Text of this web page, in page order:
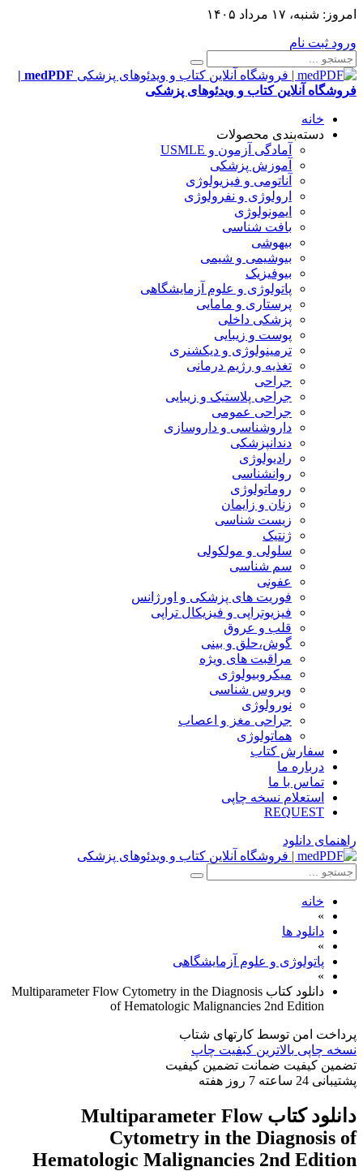
امروز: شنبه، ۱۷ مرداد ۱۴۰۵
ورود ثبت نام
medPDF |
فروشگاه آنلاین کتاب و ویدئوهای پزشکی
خانه
دسته‌بندی محصولات
آمادگی آزمون و USMLE
آموزش پزشکی
آناتومی و فیزیولوژی
ارولوژی و نفرولوژی
ایمونولوژی
بافت شناسی
بیهوشی
بیوشیمی و شیمی
بیوفیزیک
پاتولوژی و علوم آزمایشگاهی
پرستاری و مامایی
پزشکی داخلی
پوست و زیبایی
ترمینولوژی و دیکشنری
تغذیه و رژیم درمانی
جراحی
جراحی پلاستیک و زیبایی
جراحی عمومی
داروشناسی و داروسازی
دندانپزشکی
رادیولوژی
روانشناسی
روماتولوژی
زنان و زایمان
زیست شناسی
ژنتیک
سلولی و مولکولی
سم شناسی
عفونی
فوریت های پزشکی و اورژانس
فیزیوتراپی و فیزیکال تراپی
قلب و عروق
گوش،حلق و بینی
مراقبت های ویژه
میکروبیولوژی
ویروس شناسی
نورولوژی
جراحی مغز و اعصاب
هماتولوژی
سفارش کتاب
درباره ما
تماس با ما
استعلام نسخه چاپی
REQUEST
راهنمای دانلود
خانه
»
دانلود ها
»
پاتولوژی و علوم آزمایشگاهی
»
دانلود کتاب Multiparameter Flow Cytometry in the Diagnosis
of Hematologic Malignancies 2nd Edition
پرداخت امن توسط کارتهای شتاب
نسخه چاپی بالاترین کبفیت چاپ
تضمین کیفیت ضمانت تضمین کیفیت
پشتیبانی 24 ساعته 7 روز هفته
دانلود کتاب Multiparameter Flow
Cytometry in the Diagnosis of
Hematologic Malignancies 2nd Edition